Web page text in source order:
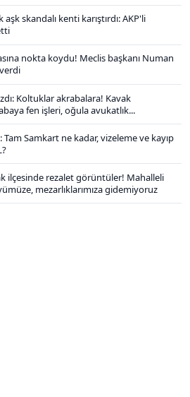
aşk skandalı kenti karıştırdı: AKP'li
nokta koydu! Meclis başkanı Numan
Koltuklar akrabalara! Kavak
fen işleri, oğula avukatlık...
Samkart ne kadar, vizeleme ve kayıp
ilçesinde rezalet görüntüler! Mahalleli
mezarlıklarımıza gidemiyoruz